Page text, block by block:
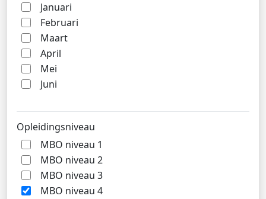
Januari
Februari
Maart
April
Mei
Juni
Opleidingsniveau
MBO niveau 1
MBO niveau 2
MBO niveau 3
MBO niveau 4